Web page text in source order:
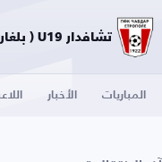
تشافدار U19 ( بلغاريا )
المباريات الأخبار